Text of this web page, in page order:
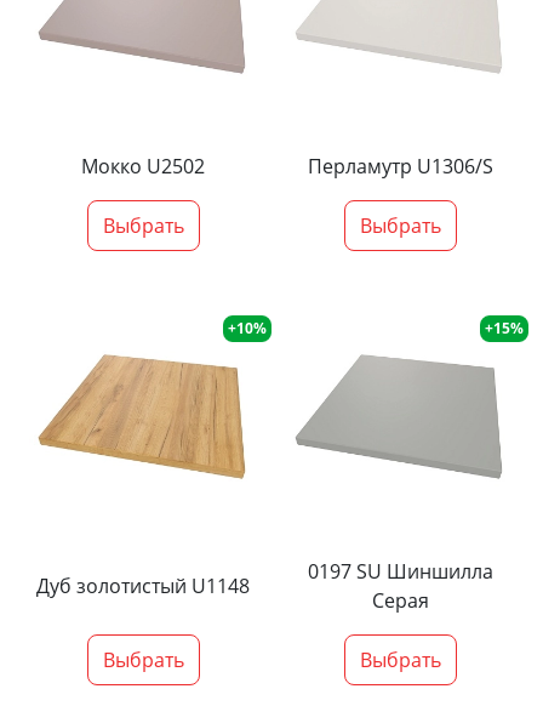
Мокко U2502
Выбрать
Перламутр U1306/S
Выбрать
+10%
Дуб золотистый U1148
Выбрать
+15%
0197 SU Шиншилла
Серая
Выбрать